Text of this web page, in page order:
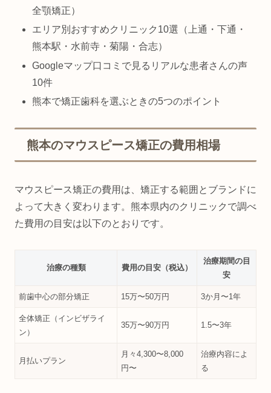
全顎矯正）
エリア別おすすめクリニック10選（上通・下通・
熊本駅・水前寺・菊陽・合志）
Googleマップ口コミで見るリアルな患者さんの声
10件
熊本で矯正歯科を選ぶときの5つのポイント
熊本のマウスピース矯正の費用相場
マウスピース矯正の費用は、矯正する範囲とブランドに
よって大きく変わります。熊本県内のクリニックで調べ
た費用の目安は以下のとおりです。
治療の種類 費用の目安（税込）
治療期間の目
安
前歯中心の部分矯正 15万〜50万円 3か月〜1年
全体矯正（インビザライ
ン）
35万〜90万円 1.5〜3年
月払いプラン
月々4,300〜8,000
円〜
治療内容によ
る